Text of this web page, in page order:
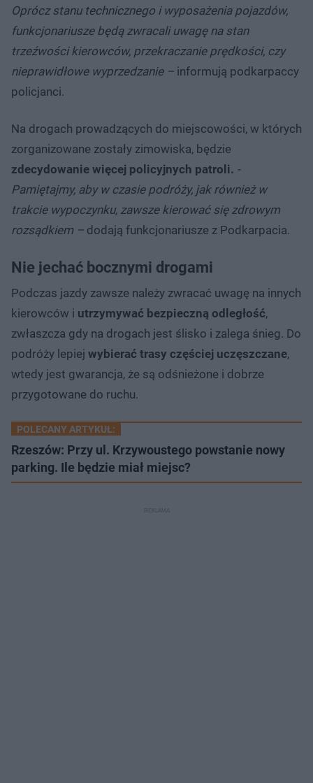
Oprócz stanu technicznego i wyposażenia pojazdów,
funkcjonariusze będą zwracali uwagę na stan
trzeźwości kierowców, przekraczanie prędkości, czy
nieprawidłowe wyprzedzanie – informują podkarpaccy
policjanci.
Na drogach prowadzących do miejscowości, w których
zorganizowane zostały zimowiska, będzie
zdecydowanie więcej policyjnych patroli. -
Pamiętajmy, aby w czasie podróży, jak również w
trakcie wypoczynku, zawsze kierować się zdrowym
rozsądkiem – dodają funkcjonariusze z Podkarpacia.
Nie jechać bocznymi drogami
Podczas jazdy zawsze należy zwracać uwagę na innych
kierowców i utrzymywać bezpieczną odległość,
zwłaszcza gdy na drogach jest ślisko i zalega śnieg. Do
podróży lepiej wybierać trasy częściej uczęszczane,
wtedy jest gwarancja, że są odśnieżone i dobrze
przygotowane do ruchu.
POLECANY ARTYKUŁ:
Rzeszów: Przy ul. Krzywoustego powstanie nowy
parking. Ile będzie miał miejsc?